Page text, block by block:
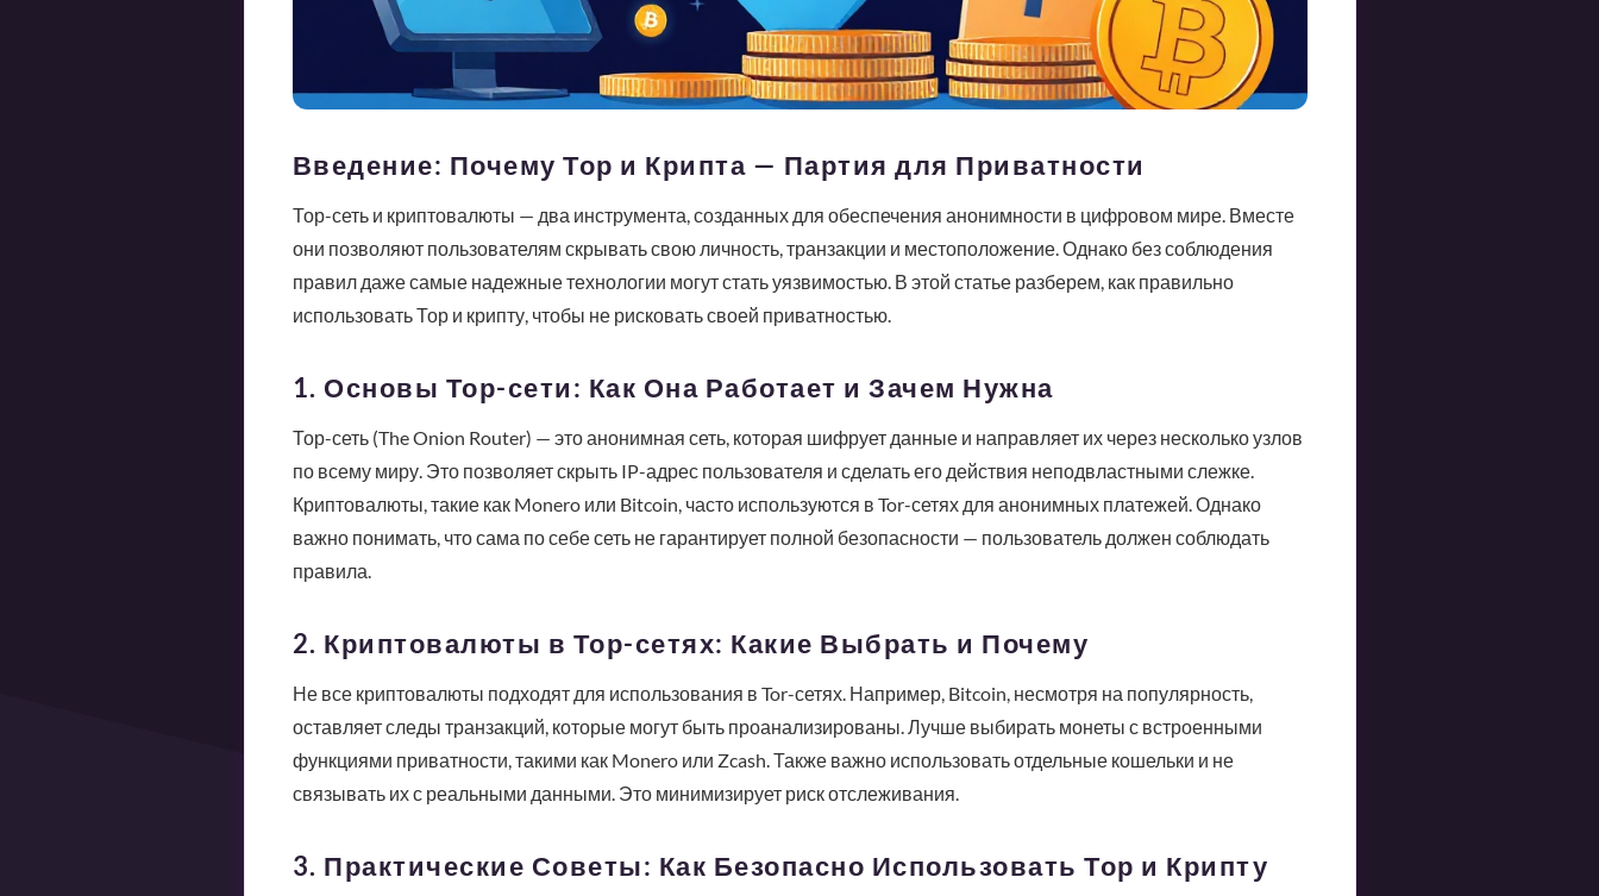
Введение: Почему Тор и Крипта — Партия для Приватности
Тор-сеть и криптовалюты — два инструмента, созданных для обеспечения анонимности в цифровом мире. Вместе
они позволяют пользователям скрывать свою личность, транзакции и местоположение. Однако без соблюдения
правил даже самые надежные технологии могут стать уязвимостью. В этой статье разберем, как правильно
использовать Тор и крипту, чтобы не рисковать своей приватностью.
1. Основы Тор-сети: Как Она Работает и Зачем Нужна
Тор-сеть (The Onion Router) — это анонимная сеть, которая шифрует данные и направляет их через несколько узлов
по всему миру. Это позволяет скрыть IP-адрес пользователя и сделать его действия неподвластными слежке.
Криптовалюты, такие как Monero или Bitcoin, часто используются в Tor-сетях для анонимных платежей. Однако
важно понимать, что сама по себе сеть не гарантирует полной безопасности — пользователь должен соблюдать
правила.
2. Криптовалюты в Тор-сетях: Какие Выбрать и Почему
Не все криптовалюты подходят для использования в Tor-сетях. Например, Bitcoin, несмотря на популярность,
оставляет следы транзакций, которые могут быть проанализированы. Лучше выбирать монеты с встроенными
функциями приватности, такими как Monero или Zcash. Также важно использовать отдельные кошельки и не
связывать их с реальными данными. Это минимизирует риск отслеживания.
3. Практические Советы: Как Безопасно Использовать Тор и Крипту